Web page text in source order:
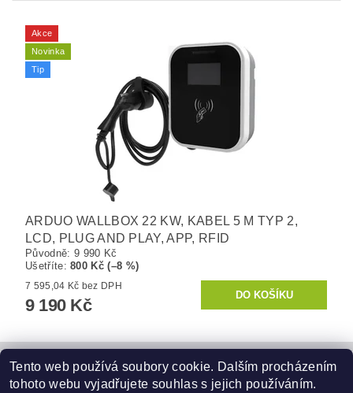
Akce
Novinka
Tip
ARDUO WALLBOX 22 KW, KABEL 5 M TYP 2,
LCD, PLUG AND PLAY, APP, RFID
Původně: 9 990 Kč
Ušetříte:800 Kč (–8 %)
7 595,04 Kč bez DPH
9 190 Kč
Obchodní podmínky | GDPR | Reklamační řád |
Tento web používá soubory cookie. Dalším procházením
tohoto webu vyjadřujete souhlas s jejich používáním.